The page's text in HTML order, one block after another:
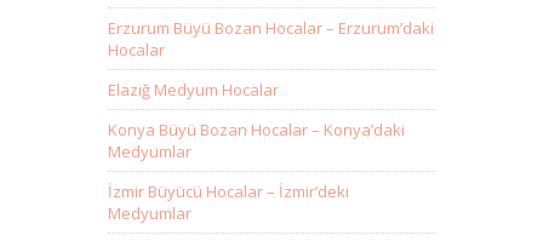
Erzurum Büyü Bozan Hocalar – Erzurum’daki
Hocalar
Elazığ Medyum Hocalar
Konya Büyü Bozan Hocalar – Konya’daki
Medyumlar
İzmir Büyücü Hocalar – İzmir’deki
Medyumlar